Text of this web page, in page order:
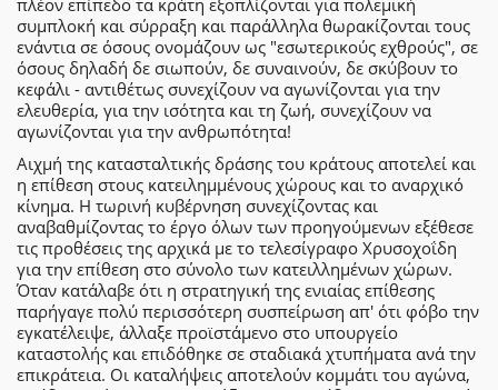
πλέον επίπεδο τα κράτη εξοπλίζονται για πολεμική
συμπλοκή και σύρραξη και παράλληλα θωρακίζονται τους
ενάντια σε όσους ονομάζουν ως "εσωτερικούς εχθρούς", σε
όσους δηλαδή δε σιωπούν, δε συναινούν, δε σκύβουν το
κεφάλι - αντιθέτως συνεχίζουν να αγωνίζονται για την
ελευθερία, για την ισότητα και τη ζωή, συνεχίζουν να
αγωνίζονται για την ανθρωπότητα!
Αιχμή της κατασταλτικής δράσης του κράτους αποτελεί και
η επίθεση στους κατειλημμένους χώρους και το αναρχικό
κίνημα. Η τωρινή κυβέρνηση συνεχίζοντας και
αναβαθμίζοντας το έργο όλων των προηγούμενων εξέθεσε
τις προθέσεις της αρχικά με το τελεσίγραφο Χρυσοχοΐδη
για την επίθεση στο σύνολο των κατειλλημένων χώρων.
Όταν κατάλαβε ότι η στρατηγική της ενιαίας επίθεσης
παρήγαγε πολύ περισσότερη συσπείρωση απ' ότι φόβο την
εγκατέλειψε, άλλαξε προϊστάμενο στο υπουργείο
καταστολής και επιδόθηκε σε σταδιακά χτυπήματα ανά την
επικράτεια. Οι καταλήψεις αποτελούν κομμάτι του αγώνα,